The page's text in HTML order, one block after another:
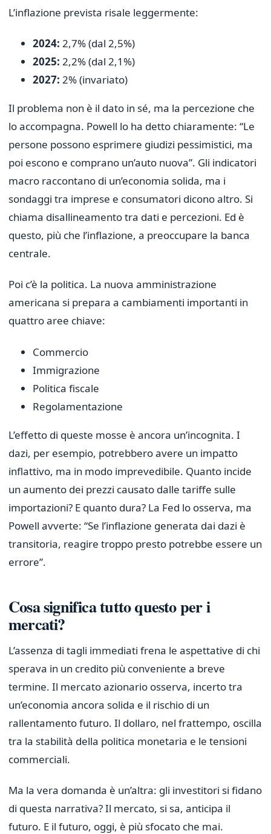
L’inflazione prevista risale leggermente:
2024: 2,7% (dal 2,5%)
2025: 2,2% (dal 2,1%)
2027: 2% (invariato)
Il problema non è il dato in sé, ma la percezione che
lo accompagna. Powell lo ha detto chiaramente: “Le
persone possono esprimere giudizi pessimistici, ma
poi escono e comprano un’auto nuova”. Gli indicatori
macro raccontano di un’economia solida, ma i
sondaggi tra imprese e consumatori dicono altro. Si
chiama disallineamento tra dati e percezioni. Ed è
questo, più che l’inflazione, a preoccupare la banca
centrale.
Poi c’è la politica. La nuova amministrazione
americana si prepara a cambiamenti importanti in
quattro aree chiave:
Commercio
Immigrazione
Politica fiscale
Regolamentazione
L’effetto di queste mosse è ancora un’incognita. I
dazi, per esempio, potrebbero avere un impatto
inflattivo, ma in modo imprevedibile. Quanto incide
un aumento dei prezzi causato dalle tariffe sulle
importazioni? E quanto dura? La Fed lo osserva, ma
Powell avverte: “Se l’inflazione generata dai dazi è
transitoria, reagire troppo presto potrebbe essere un
errore”.
Cosa significa tutto questo per i
mercati?
L’assenza di tagli immediati frena le aspettative di chi
sperava in un credito più conveniente a breve
termine. Il mercato azionario osserva, incerto tra
un’economia ancora solida e il rischio di un
rallentamento futuro. Il dollaro, nel frattempo, oscilla
tra la stabilità della politica monetaria e le tensioni
commerciali.
Ma la vera domanda è un’altra: gli investitori si fidano
di questa narrativa? Il mercato, si sa, anticipa il
futuro. E il futuro, oggi, è più sfocato che mai.